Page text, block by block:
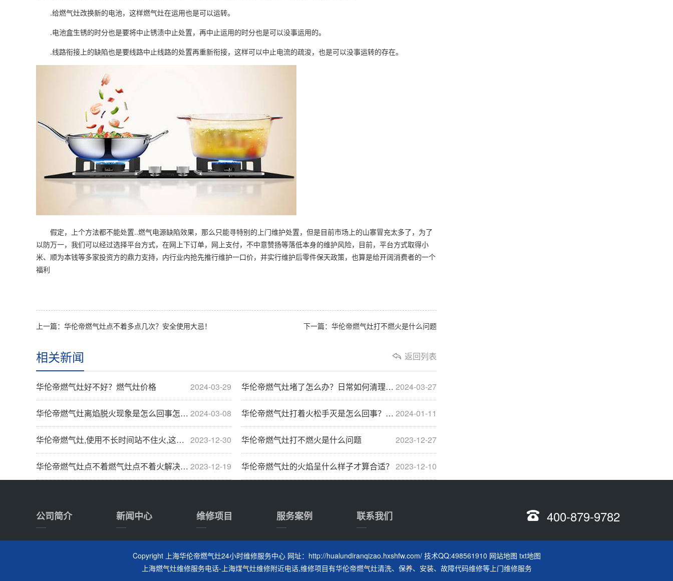
.给燃气灶改换新的电池，这样燃气灶在运用也是可以运转。
.电池盒生锈的时分也是要将中止锈渍中止处置，再中止运用的时分也是可以没事运用的。
.线路衔接上的缺陷也是要线路中止线路的处置再重新衔接，这样可以中止电流的疏浚，也是可以没事运转的存在。
假定，上个方法都不能处置..燃气电源缺陷效果，那么只能寻特别的上门维护处置，但是目前市场上的山寨冒充太多了，为了
以防万一，我们可以经过选择平台方式，在网上下订单，网上支付，不中意赞扬等落低本身的维护风险，目前，平台方式取得小
米、顺为本钱等多家投资方的鼎力支持，内行业内抢先推行维护一口价，并实行维护后零件保天政策，也算是给开阔消费者的一个
福利
上一篇：华伦帝燃气灶点不着多点几次？安全使用大忌！ 下一篇：华伦帝燃气灶打不燃火是什么问题
返回列表
相关新闻
2024-03-29
华伦帝燃气灶好不好？燃气灶价格 2024-03-27
华伦帝燃气灶堵了怎么办？日常如何清理燃气
2024-03-08
华伦帝燃气灶离焰脱火现象是怎么回事怎么解决 2024-01-11
华伦帝燃气灶打着火松手灭是怎么回事？燃气灶松手···
2023-12-30
华伦帝燃气灶,使用不长时间站不住火,这是为什么··· 2023-12-27
华伦帝燃气灶打不燃火是什么问题
2023-12-19
华伦帝燃气灶点不着燃气灶点不着火解决方法 2023-12-10
华伦帝燃气灶的火焰呈什么样子才算合适？
公司简介 新闻中心 维修项目 服务案例 联系我们 400-879-9782
Copyright 上海华伦帝燃气灶24小时维修服务中心 网址：http://hualundiranqizao.hxshfw.com/ 技术QQ:498561910 网站地图 txt地图
上海燃气灶维修服务电话- 上海煤气灶维修附近电话,维修项目有华伦帝燃气灶清洗、保养、安装、故障代码维修等上门维修服务